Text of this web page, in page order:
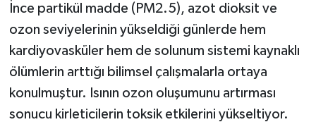
İnce partikül madde (PM2.5), azot dioksit ve
ozon seviyelerinin yükseldiği günlerde hem
kardiyovasküler hem de solunum sistemi kaynaklı
ölümlerin arttığı bilimsel çalışmalarla ortaya
konulmuştur. Isının ozon oluşumunu artırması
sonucu kirleticilerin toksik etkilerini yükseltiyor.